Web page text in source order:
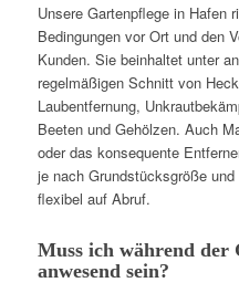
Unsere Gartenpflege in Hafen
Bedingungen vor Ort und den
Kunden. Sie beinhaltet unter
regelmäßigen Schnitt von
Laubentfernung,
Beeten und Gehölzen. Auch
oder das konsequente
je nach Grundstücksgröße
flexibel auf Abruf.
Muss ich während der
anwesend sein?